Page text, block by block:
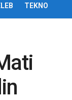
TEKNO